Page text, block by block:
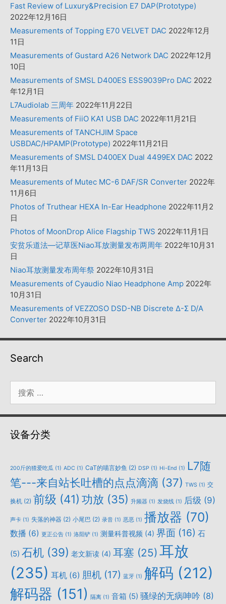
Fast Review of Luxury&Precision E7 DAP(Prototype)
2022年12月16日
Measurements of Topping E70 VELVET DAC 2022年12月
11日
Measurements of Gustard A26 Network DAC 2022年12月
10日
Measurements of SMSL D400ES ESS9039Pro DAC 2022
年12月1日
L7Audiolab 三周年 2022年11月22日
Measurements of FiiO KA1 USB DAC 2022年11月21日
Measurements of TANCHJIM Space
USBDAC/HPAMP(Prototype) 2022年11月21日
Measurements of SMSL D400EX Dual 4499EX DAC 2022
年11月13日
Measurements of Mutec MC-6 DAF/SR Converter 2022年
11月6日
Photos of Truthear HEXA In-Ear Headphone 2022年11月2
日
Photos of MoonDrop Alice Flagship TWS 2022年11月1日
安贫乐道法—记草医Niao耳放测量发布两周年 2022年10月31
日
Niao耳放测量发布周年祭 2022年10月31日
Measurements of Cyaudio Niao Headphone Amp 2022年
10月31日
Measurements of VEZZOSO DSD-NB Discrete Δ-Σ D/A
Converter 2022年10月31日
Search
索：
设备分类
200斤的猹爱吃瓜 (1) ADC (1) CaT的喵言妙鱼 (2) DSP (1) Hi-End (1) L7随
笔---来自站长吐槽的点点滴滴 (37) TWS (1) 交
换机 (2) 前级 (41) 功放 (35) 升频器 (1) 发烧线 (1) 后级 (9)
声卡 (1) 失落的神器 (2) 小尾巴 (2) 录音 (1) 恶恶 (1) 播放器 (70)
数播 (6) 更正公告 (1) 洛阳铲 (1) 测量科普视频 (4) 界面 (16) 石
(5) 石机 (39) 老文新读 (4) 耳塞 (25) 耳放
(235) 耳机 (6) 胆机 (17) 蓝牙 (1) 解码 (212)
解码器 (151) 隔离 (1) 音箱 (5) 骚绿的无病呻吟 (8)